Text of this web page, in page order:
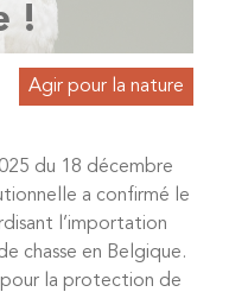
!
Agir pour la nature
du 18 décembre
a confirmé le
l’importation
chasse en Belgique.
pour la protection de